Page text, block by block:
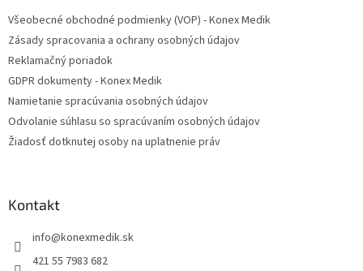
Všeobecné obchodné podmienky (VOP) - Konex Medik
Zásady spracovania a ochrany osobných údajov
Reklamačný poriadok
GDPR dokumenty - Konex Medik
Namietanie spracúvania osobných údajov
Odvolanie súhlasu so spracúvaním osobných údajov
Žiadosť dotknutej osoby na uplatnenie práv
Kontakt
info@konexmedik.sk
421 55 7983 682